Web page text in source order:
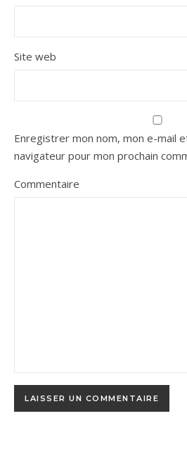
Site web
Enregistrer mon nom, mon e-mail
navigateur pour mon prochain
Commentaire